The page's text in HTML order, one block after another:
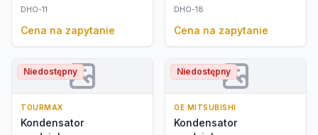
DHO-11
Cena na zapytanie
DHO-18
Cena na zapytanie
Niedostępny
TOURMAX
Kondensator
Niedostępny
OE MITSUBISHI
Kondensator